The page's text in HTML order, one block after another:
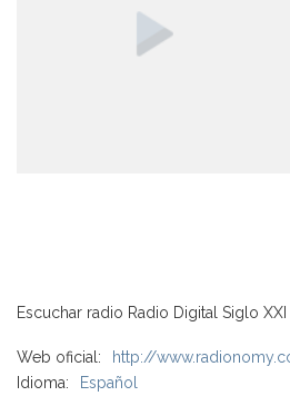
Escuchar radio Radio Digital Siglo
Web oficial:
http://
Idioma:
Español